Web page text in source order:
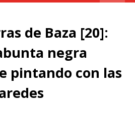
de Baza [20]:
negra
pintando con las